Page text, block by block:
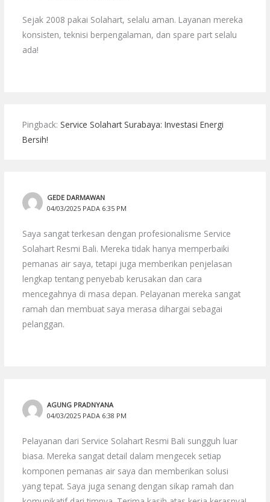
Sejak 2008 pakai Solahart, selalu aman. Layanan mereka
konsisten, teknisi berpengalaman, dan spare part selalu
ada!
Pingback: Service Solahart Surabaya: Investasi Energi
Bersih!
GEDE DARMAWAN
04/03/2025 PADA 6:35 PM
Saya sangat terkesan dengan profesionalisme Service
Solahart Resmi Bali. Mereka tidak hanya memperbaiki
pemanas air saya, tetapi juga memberikan penjelasan
lengkap tentang penyebab kerusakan dan cara
mencegahnya di masa depan. Pelayanan mereka sangat
ramah dan membuat saya merasa dihargai sebagai
pelanggan.
AGUNG PRADNYANA
04/03/2025 PADA 6:38 PM
Pelayanan dari Service Solahart Resmi Bali sungguh luar
biasa. Mereka sangat detail dalam mengecek setiap
komponen pemanas air saya dan memberikan solusi
yang tepat. Saya juga senang dengan sikap ramah dan